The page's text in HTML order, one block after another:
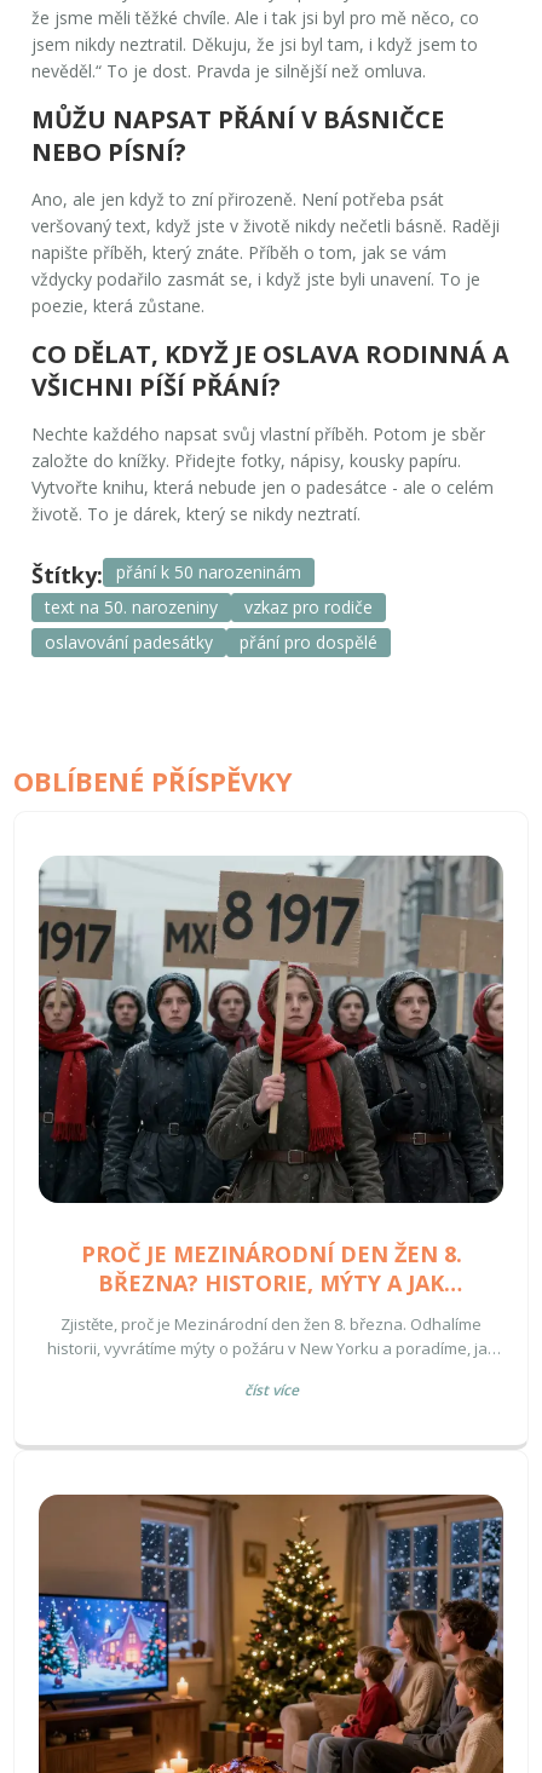
že jsme měli těžké chvíle. Ale i tak jsi byl pro mě něco, co
jsem nikdy neztratil. Děkuju, že jsi byl tam, i když jsem to
nevěděl.“ To je dost. Pravda je silnější než omluva.
MŮŽU NAPSAT PŘÁNÍ V BÁSNIČCE
NEBO PÍSNÍ?
Ano, ale jen když to zní přirozeně. Není potřeba psát
veršovaný text, když jste v životě nikdy nečetli básně. Raději
napište příběh, který znáte. Příběh o tom, jak se vám
vždycky podařilo zasmát se, i když jste byli unavení. To je
poezie, která zůstane.
CO DĚLAT, KDYŽ JE OSLAVA RODINNÁ A
VŠICHNI PÍŠÍ PŘÁNÍ?
Nechte každého napsat svůj vlastní příběh. Potom je sběr
založte do knížky. Přidejte fotky, nápisy, kousky papíru.
Vytvořte knihu, která nebude jen o padesátce - ale o celém
životě. To je dárek, který se nikdy neztratí.
Štítky:
přání k 50 narozeninám
text na 50. narozeniny
vzkaz pro rodiče
oslavování padesátky
přání pro dospělé
OBLÍBENÉ PŘÍSPĚVKY
PROČ JE MEZINÁRODNÍ DEN ŽEN 8.
BŘEZNA? HISTORIE, MÝTY A JAK
OSLAVOVAT
Zjistěte, proč je Mezinárodní den žen 8. března. Odhalíme
historii, vyvrátíme mýty o požáru v New Yorku a poradíme, jak
číst více